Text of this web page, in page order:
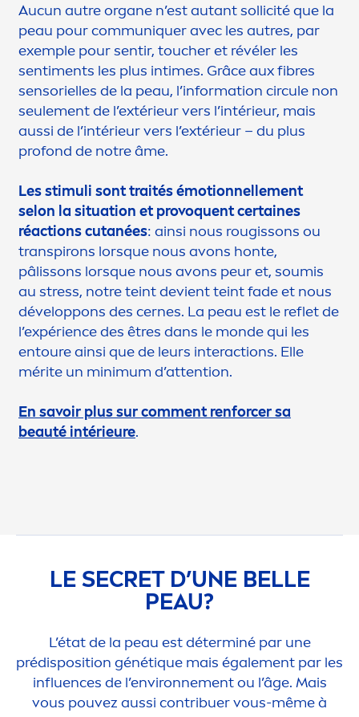
Aucun autre organe n’est autant sollicité que la
peau pour communiquer avec les autres, par
exemple pour sentir, toucher et révéler les
sentiments les plus intimes. Grâce aux fibres
sensorielles de la peau, l’information circule non
seulement de l’extérieur vers l’intérieur, mais
aussi de l’intérieur vers l’extérieur – du plus
profond de notre âme.
Les stimuli sont traités émotionnellement
selon la situation et provoquent certaines
réactions cutanées: ainsi nous rougissons ou
transpirons lorsque nous avons honte,
pâlissons lorsque nous avons peur et, soumis
au stress, notre teint devient teint fade et nous
développons des cernes. La peau est le reflet de
l’expérience des êtres dans le monde qui les
entoure ainsi que de leurs interactions. Elle
mérite un minimum d’attention.
En savoir plus sur comment renforcer sa
beauté intérieure.
LE SECRET D’UNE BELLE
PEAU?
L’état de la peau est déterminé par une
prédisposition génétique mais également par les
influences de l’environnement ou l’âge. Mais
vous pouvez aussi contribuer vous-même à